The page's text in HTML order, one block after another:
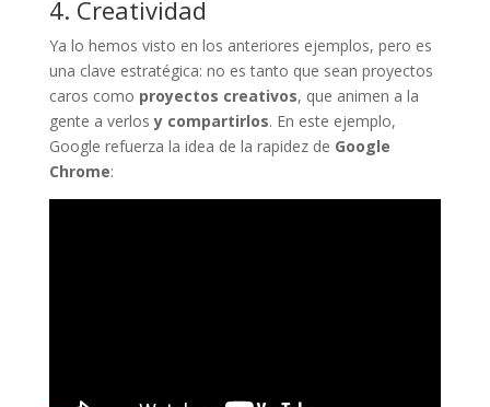
4. Creatividad
Ya lo hemos visto en los anteriores ejemplos, pero es
una clave estratégica: no es tanto que sean proyectos
caros como proyectos creativos, que animen a la
gente a verlosy compartirlos. En este ejemplo,
Google refuerza la idea de la rapidez de Google
Chrome: